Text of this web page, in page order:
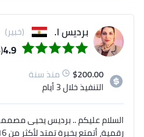
برديس ا. (خبير)
4.9
(36)
$200.00
منذ سنة
التنفيذخلال 3 أيام